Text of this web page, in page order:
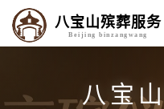
八宝山殡葬服务
Beijing binzangwang
八宝